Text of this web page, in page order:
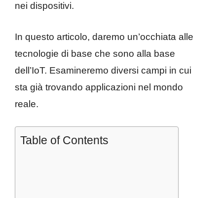
nei dispositivi.
In questo articolo, daremo un’occhiata alle
tecnologie di base che sono alla base
dell’IoT. Esamineremo diversi campi in cui
sta già trovando applicazioni nel mondo
reale.
Table of Contents